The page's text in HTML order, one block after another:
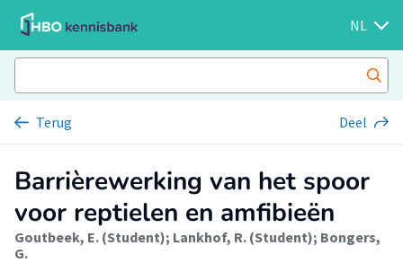
NL
Terug Deel
Barrièrewerking van het spoor
voor reptielen en amfibieën
Goutbeek, E. (Student); Lankhof, R. (Student); Bongers,
G.